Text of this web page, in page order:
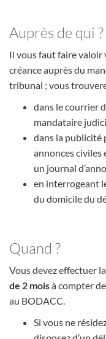
Auprès de qui ?
Il vous faut faire valoir
créance auprès du
tribunal ; vous
dans le courrier
mandataire
dans la publicité
annonces civiles
un journal
en interrogeant
du domicile du
Quand ?
Vous devez effectuer
de 2 moisà compter
au BODACC.
Si vous ne